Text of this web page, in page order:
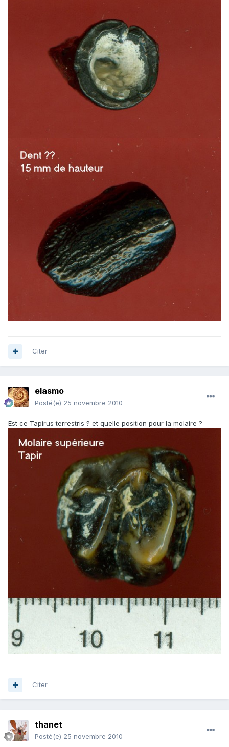
Citer
elasmo
Posté(e) 25 novembre 2010
Est ce Tapirus terrestris ? et quelle position pour la molaire ?
Citer
thanet
Posté(e) 25 novembre 2010